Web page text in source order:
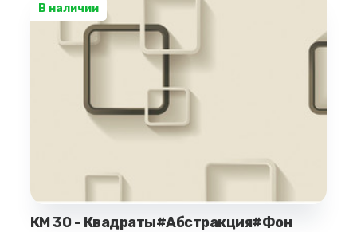
В наличии
КМ 30 - Квадраты#Абстракция#Фон